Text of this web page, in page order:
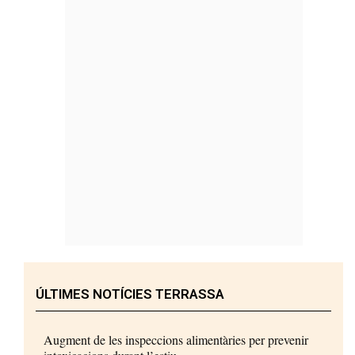
ÚLTIMES NOTÍCIES TERRASSA
Augment de les inspeccions alimentàries per prevenir